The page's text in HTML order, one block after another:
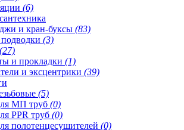
(6)
и кран-буксы (83)
(3)
(27)
и прокладки (1)
и эксцентрики (39)
(5)
МП труб (0)
PPR труб (0)
полотенцесушителей (0)